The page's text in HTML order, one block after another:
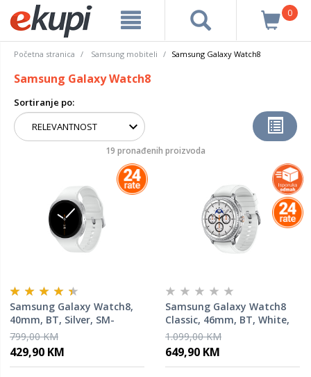
0
Početna stranica Samsung mobiteli Samsung Galaxy Watch8
Samsung Galaxy Watch8
Sortiranje po:
19 pronađenih proizvoda
Samsung Galaxy Watch8,
40mm, BT, Silver, SM-
L320NZSAEUC, pametni sat
799,00 KM
429,90 KM
Samsung Galaxy Watch8
Classic, 46mm, BT, White,
SM-L500NZWAEUC,
pametni sat
1.099,00 KM
649,90 KM